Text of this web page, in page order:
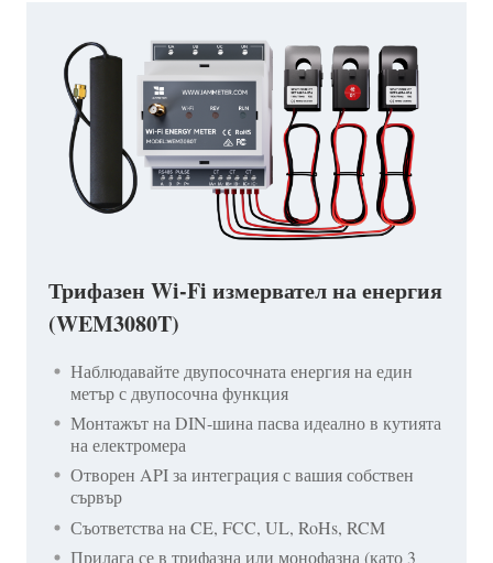
Трифазен Wi-Fi измервател на енергия
(WEM3080T)
Наблюдавайте двупосочната енергия на един
метър с двупосочна функция
Монтажът на DIN-шина пасва идеално в кутията
на електромера
Отворен API за интеграция с вашия собствен
сървър
Съответства на CE, FCC, UL, RoHs, RCM
Прилага се в трифазна или монофазна (като 3